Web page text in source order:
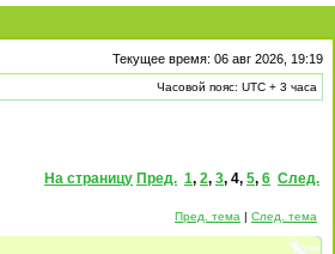
Текущее время: 06 авг 2026, 19:19
Часовой пояс: UTC + 3 часа
На страницу Пред. 1, 2, 3, 4, 5, 6 След.
Пред. тема | След. тема